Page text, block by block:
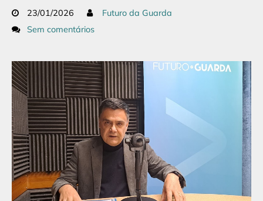
23/01/2026
Futuro da Guarda
Sem comentários